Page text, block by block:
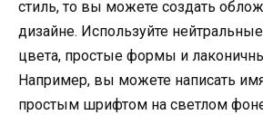
стиль, то вы можете создать
дизайне. Используйте
цвета, простые формы и
Например, вы можете написать
простым шрифтом на светлом